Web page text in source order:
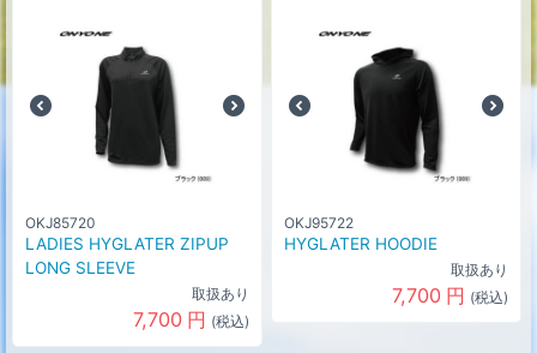
OKJ85720
LADIES HYGLATER ZIPUP
LONG SLEEVE
取扱あり
7,700 円 (税込)
OKJ95722
HYGLATER HOODIE
取扱あり
7,700 円 (税込)